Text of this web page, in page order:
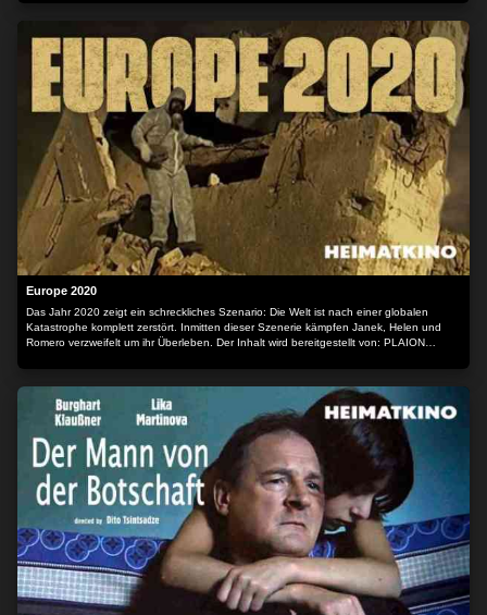
Donissan versucht, sie von ihrer seelischen Not zu befreien, indem er ihr alles über sie
selbst erzählt. Das verzweifelte Mädchen, das in seiner Verwirrung nicht mehr zwischen
Realität und Wahn zu unterscheiden weiß, flieht.
Europe 2020
Das Jahr 2020 zeigt ein schreckliches Szenario: Die Welt ist nach einer globalen
Katastrophe komplett zerstört. Inmitten dieser Szenerie kämpfen Janek, Helen und
Romero verzweifelt um ihr Überleben. Der Inhalt wird bereitgestellt von: PLAION